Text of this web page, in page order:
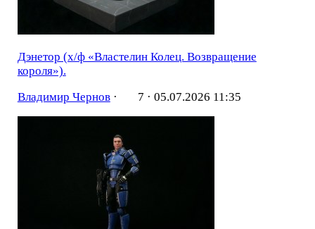
Дэнетор (х/ф «Властелин Колец. Возвращение
короля»).
Владимир Чернов· 7 · 05.07.2026 11:35